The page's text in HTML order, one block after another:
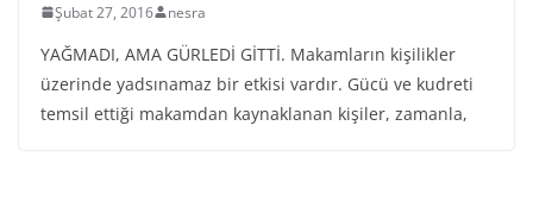
Şubat 27, 2016 nesra
YAĞMADI, AMA GÜRLEDİ GİTTİ. Makamların kişilikler
üzerinde yadsınamaz bir etkisi vardır. Gücü ve kudreti
temsil ettiği makamdan kaynaklanan kişiler, zamanla,